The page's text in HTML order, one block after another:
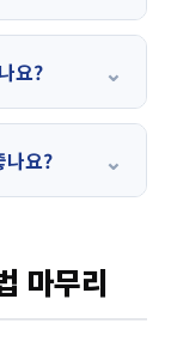
요? ⌄
나요? ⌄
마무리